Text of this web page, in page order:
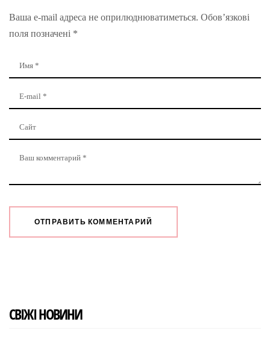
Ваша e-mail адреса не оприлюднюватиметься. Обов’язкові
поля позначені *
СВІЖІ НОВИНИ